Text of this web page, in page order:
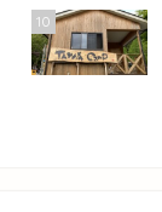
10